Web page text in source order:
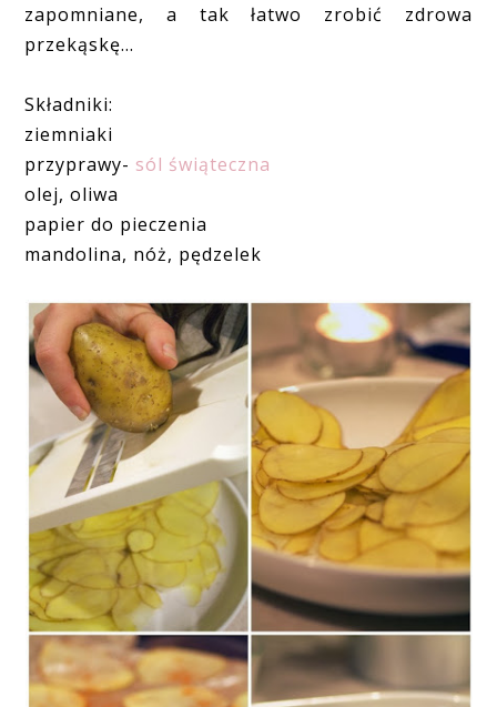
zapomniane, a tak łatwo zrobić zdrowa
przekąskę...
Składniki:
ziemniaki
przyprawy- sól świąteczna
olej, oliwa
papier do pieczenia
mandolina, nóż, pędzelek